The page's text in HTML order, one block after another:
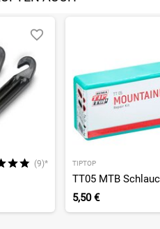
(9)* TIPTOP
TT05 MTB
5,50 €